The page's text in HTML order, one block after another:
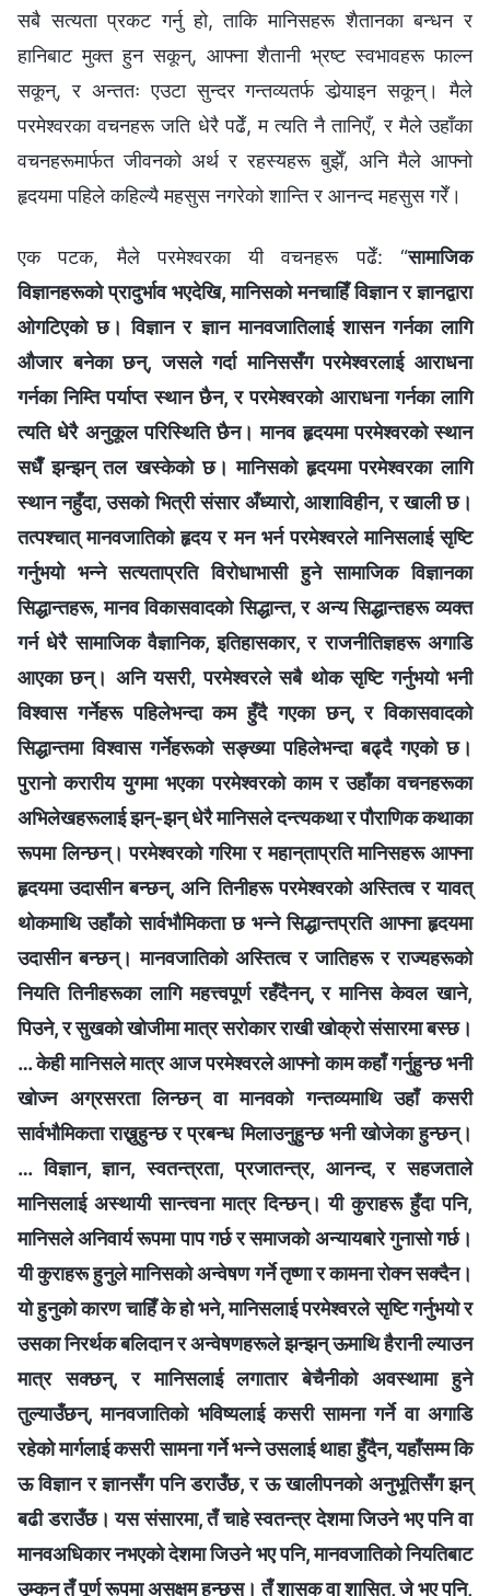
सबै सत्यता प्रकट गर्नु हो, ताकि मानिसहरू शैतानका बन्धन र
हानिबाट मुक्त हुन सकून्, आफ्ना शैतानी भ्रष्ट स्वभावहरू फाल्न
सकून्, र अन्ततः एउटा सुन्दर गन्तव्यतर्फ डोर्‍याइन सकून्। मैले
परमेश्‍वरका वचनहरू जति धेरै पढेँ, म त्यति नै तानिएँ, र मैले उहाँका
वचनहरूमार्फत जीवनको अर्थ र रहस्यहरू बुझेँ, अनि मैले आफ्नो
हृदयमा पहिले कहिल्यै महसुस नगरेको शान्ति र आनन्द महसुस गरेँ।
एक पटक, मैले परमेश्‍वरका यी वचनहरू पढेँ: “सामाजिक
विज्ञानहरूको प्रादुर्भाव भएदेखि, मानिसको मनचाहिँ विज्ञान र ज्ञानद्वारा
ओगटिएको छ। विज्ञान र ज्ञान मानवजातिलाई शासन गर्नका लागि
औजार बनेका छन्, जसले गर्दा मानिससँग परमेश्‍वरलाई आराधना
गर्नका निम्ति पर्याप्‍त स्थान छैन, र परमेश्‍वरको आराधना गर्नका लागि
त्यति धेरै अनुकूल परिस्थिति छैन। मानव हृदयमा परमेश्‍वरको स्थान
सधैँ झन्झन् तल खस्केको छ। मानिसको हृदयमा परमेश्‍वरका लागि
स्थान नहुँदा, उसको भित्री संसार अँध्यारो, आशाविहीन, र खाली छ।
तत्पश्‍चात् मानवजातिको हृदय र मन भर्न परमेश्‍वरले मानिसलाई सृष्टि
गर्नुभयो भन्‍ने सत्यताप्रति विरोधाभासी हुने सामाजिक विज्ञानका
सिद्धान्तहरू, मानव विकासवादको सिद्धान्त, र अन्य सिद्धान्तहरू व्यक्त
गर्न धेरै सामाजिक वैज्ञानिक, इतिहासकार, र राजनीतिज्ञहरू अगाडि
आएका छन्। अनि यसरी, परमेश्‍वरले सबै थोक सृष्टि गर्नुभयो भनी
विश्‍वास गर्नेहरू पहिलेभन्दा कम हुँदै गएका छन्, र विकासवादको
सिद्धान्तमा विश्‍वास गर्नेहरूको सङ्ख्या पहिलेभन्दा बढ्दै गएको छ।
पुरानो करारीय युगमा भएका परमेश्‍वरको काम र उहाँका वचनहरूका
अभिलेखहरूलाई झन्-झन् धेरै मानिसले दन्त्यकथा र पौराणिक कथाका
रूपमा लिन्छन्। परमेश्‍वरको गरिमा र महान्‌ताप्रति मानिसहरू आफ्ना
हृदयमा उदासीन बन्छन्, अनि तिनीहरू परमेश्‍वरको अस्तित्व र यावत्
थोकमाथि उहाँको सार्वभौमिकता छ भन्‍ने सिद्धान्तप्रति आफ्ना हृदयमा
उदासीन बन्छन्। मानवजातिको अस्तित्व र जातिहरू र राज्यहरूको
नियति तिनीहरूका लागि महत्त्वपूर्ण रहँदैनन्, र मानिस केवल खाने,
पिउने, र सुखको खोजीमा मात्र सरोकार राखी खोक्रो संसारमा बस्छ।
… केही मानिसले मात्र आज परमेश्‍वरले आफ्नो काम कहाँ गर्नुहुन्छ भनी
खोज्न अग्रसरता लिन्छन् वा मानवको गन्तव्यमाथि उहाँ कसरी
सार्वभौमिकता राख्नुहुन्छ र प्रबन्ध मिलाउनुहुन्छ भनी खोजेका हुन्छन्।
… विज्ञान, ज्ञान, स्वतन्त्रता, प्रजातन्त्र, आनन्द, र सहजताले
मानिसलाई अस्थायी सान्त्वना मात्र दिन्छन्। यी कुराहरू हुँदा पनि,
मानिसले अनिवार्य रूपमा पाप गर्छ र समाजको अन्यायबारे गुनासो गर्छ।
यी कुराहरू हुनुले मानिसको अन्वेषण गर्ने तृष्णा र कामना रोक्‍न सक्दैन।
यो हुनुको कारण चाहिँ के हो भने, मानिसलाई परमेश्‍वरले सृष्टि गर्नुभयो र
उसका निरर्थक बलिदान र अन्वेषणहरूले झन्झन् ऊमाथि हैरानी ल्याउन
मात्र सक्छन्, र मानिसलाई लगातार बेचैनीको अवस्थामा हुने
तुल्याउँछन्, मानवजातिको भविष्यलाई कसरी सामना गर्ने वा अगाडि
रहेको मार्गलाई कसरी सामना गर्ने भन्‍ने उसलाई थाहा हुँदैन, यहाँसम्म कि
ऊ विज्ञान र ज्ञानसँग पनि डराउँछ, र ऊ खालीपनको अनुभूतिसँग झन्
बढी डराउँछ। यस संसारमा, तँ चाहे स्वतन्त्र देशमा जिउने भए पनि वा
मानवअधिकार नभएको देशमा जिउने भए पनि, मानवजातिको नियतिबाट
उम्कन तँ पूर्ण रूपमा असक्षम हुन्छस्। तँ शासक वा शासित, जे भए पनि,